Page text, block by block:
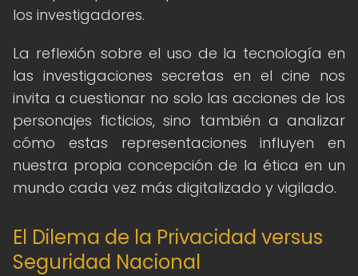
los investigadores.
La reflexión sobre el uso de la tecnología en
las investigaciones secretas en el cine nos
invita a cuestionar no solo las acciones de los
personajes ficticios, sino también a analizar
cómo estas representaciones influyen en
nuestra propia concepción de la ética en un
mundo cada vez más digitalizado y vigilado.
El Dilema de la Privacidad versus
Seguridad Nacional